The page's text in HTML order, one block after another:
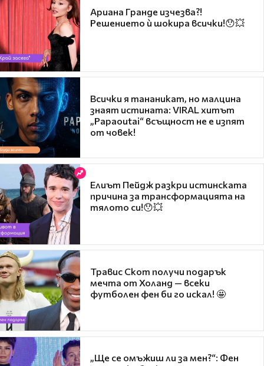
Ариана Гранде изчезва?!
Решението ѝ шокира всички!😯💥
Всички я тананикат, но малцина
знаят истината: VIRAL хитът
„Papaoutai“ всъщност не е изпят
от човек!
Елиът Пейдж разкри истинската
причина за трансформацията на
тялото си!😯💥
Травис Скот получи подарък
мечта от Холанд — всеки
футболен фен би го искал! 🤩
„Ще се омъжиш ли за мен?“: Фен